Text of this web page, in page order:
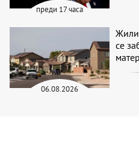
преди 17 часа
06.08.2026
се